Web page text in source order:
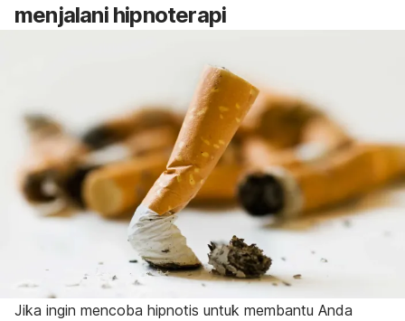
menjalani hipnoterapi
Jika ingin mencoba hipnotis untuk membantu Anda